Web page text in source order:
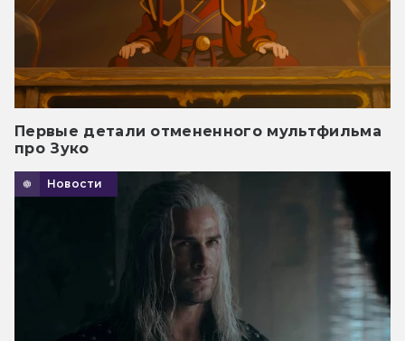
Первые детали отмененного мультфильма
про Зуко
Новости